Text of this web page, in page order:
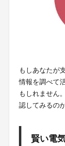
もしあなたが
情報を調べて
もしれません
認してみるの
賢い電